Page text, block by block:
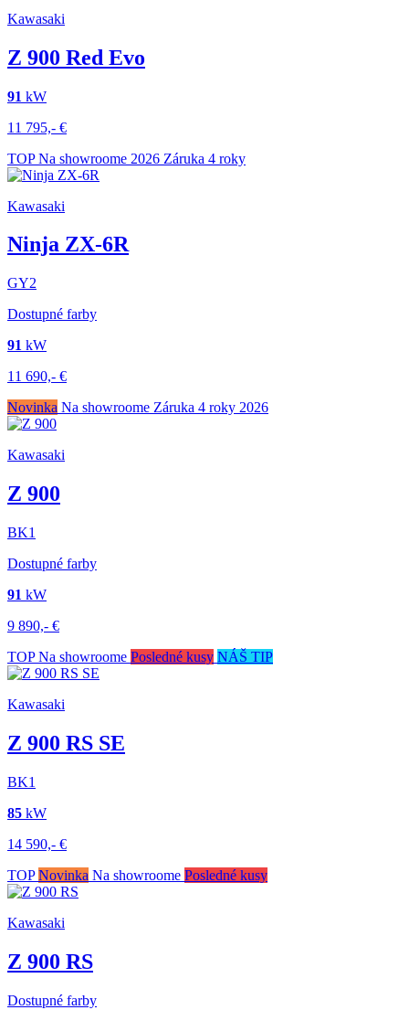
Kawasaki
Z 900 Red Evo
91 kW
11 795,- €
TOP Na showroome 2026 Záruka 4 roky
Kawasaki
Ninja ZX-6R
GY2
Dostupné farby
91 kW
11 690,- €
Novinka Na showroome Záruka 4 roky 2026
Kawasaki
Z 900
BK1
Dostupné farby
91 kW
9 890,- €
TOP Na showroome Posledné kusy NÁŠ TIP
Kawasaki
Z 900 RS SE
BK1
85 kW
14 590,- €
TOP Novinka Na showroome Posledné kusy
Kawasaki
Z 900 RS
Dostupné farby